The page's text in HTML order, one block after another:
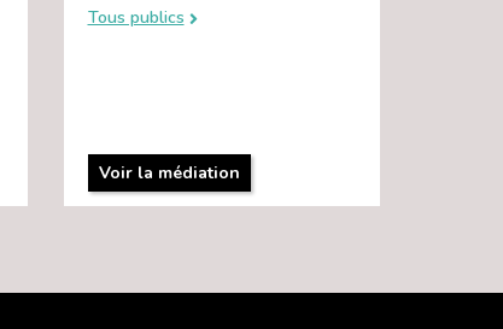
Tous publics
Voir la médiation